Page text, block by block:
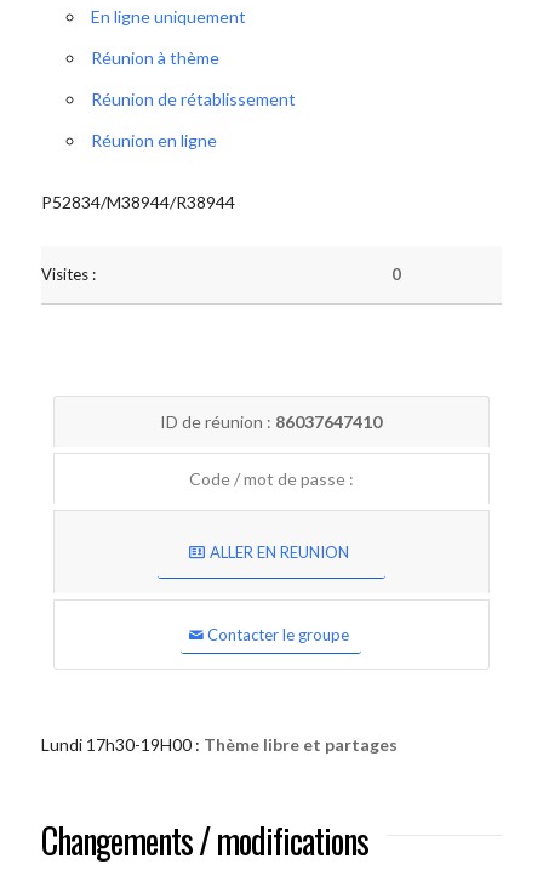
En ligne uniquement
Réunion à thème
Réunion de rétablissement
Réunion en ligne
P52834/M38944/R38944
Visites : 0
ID de réunion : 86037647410
Code / mot de passe :
ALLER EN REUNION
Contacter le groupe
Lundi 17h30-19H00 : Thème libre et partages
Changements / modifications